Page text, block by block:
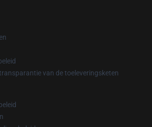
van de toeleveringsketen